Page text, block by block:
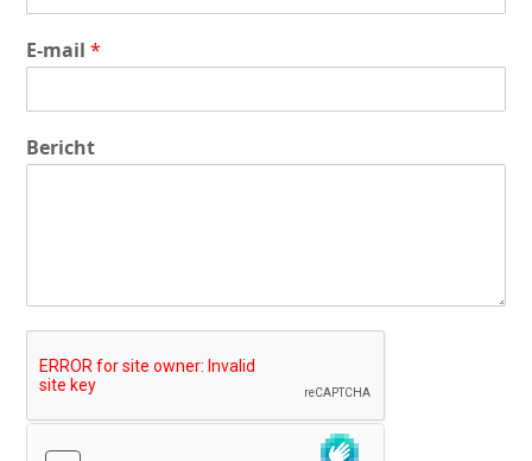
E-mail*
Bericht